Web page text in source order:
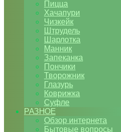
Пицца
Хачапури
Чизкейк
Штрудель
Шарлотка
Манник
Запеканка
Пончики
Творожник
Глазурь
Коврижка
Суфле
РАЗНОЕ
Обзор интернета
Бытовые вопросы